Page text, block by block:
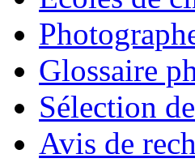
Glossaire
Sélection
Avis de